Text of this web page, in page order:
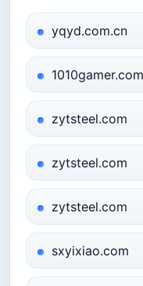
yqyd.com.cn
1010gamer.com
zytsteel.com
zytsteel.com
zytsteel.com
sxyixiao.com